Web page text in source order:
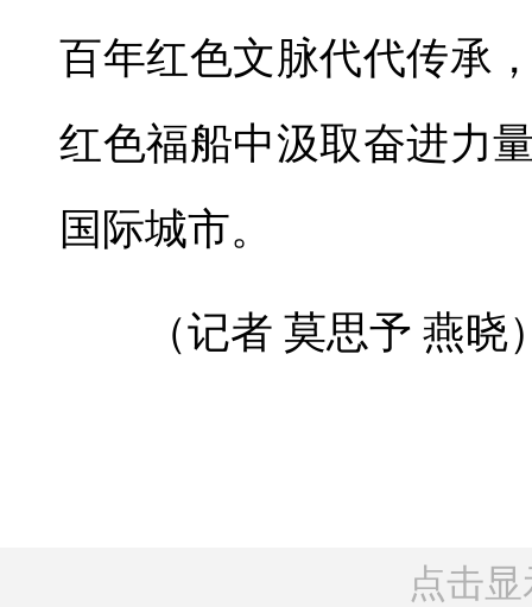
百年红色文脉代代传承
红色福船中汲取奋进力
国际城市。
（记者 莫思予 燕晓
点击